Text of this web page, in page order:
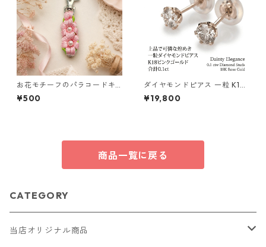
お花モチーフのパラコードキ
ーホルダー ピンク×ライトグリ
ーン ハンドメイド 国産 本革
¥500
ダイヤモンドピアス 一粒 K18
ピンクゴールド 合計0.1ct ス
タッドピアス おしゃれ シンプ
¥19,800
商品一覧に戻る
CATEGORY
当店オリジナル商品